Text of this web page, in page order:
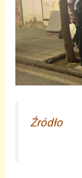
Źródło